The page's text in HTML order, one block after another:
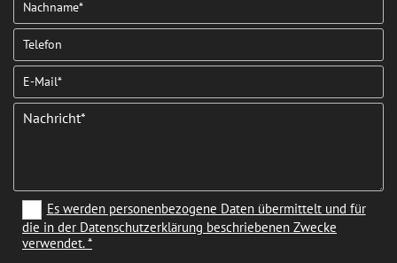
Es werden personenbezogene Daten übermittelt und für
die in der Datenschutzerklärung beschriebenen Zwecke
verwendet. *